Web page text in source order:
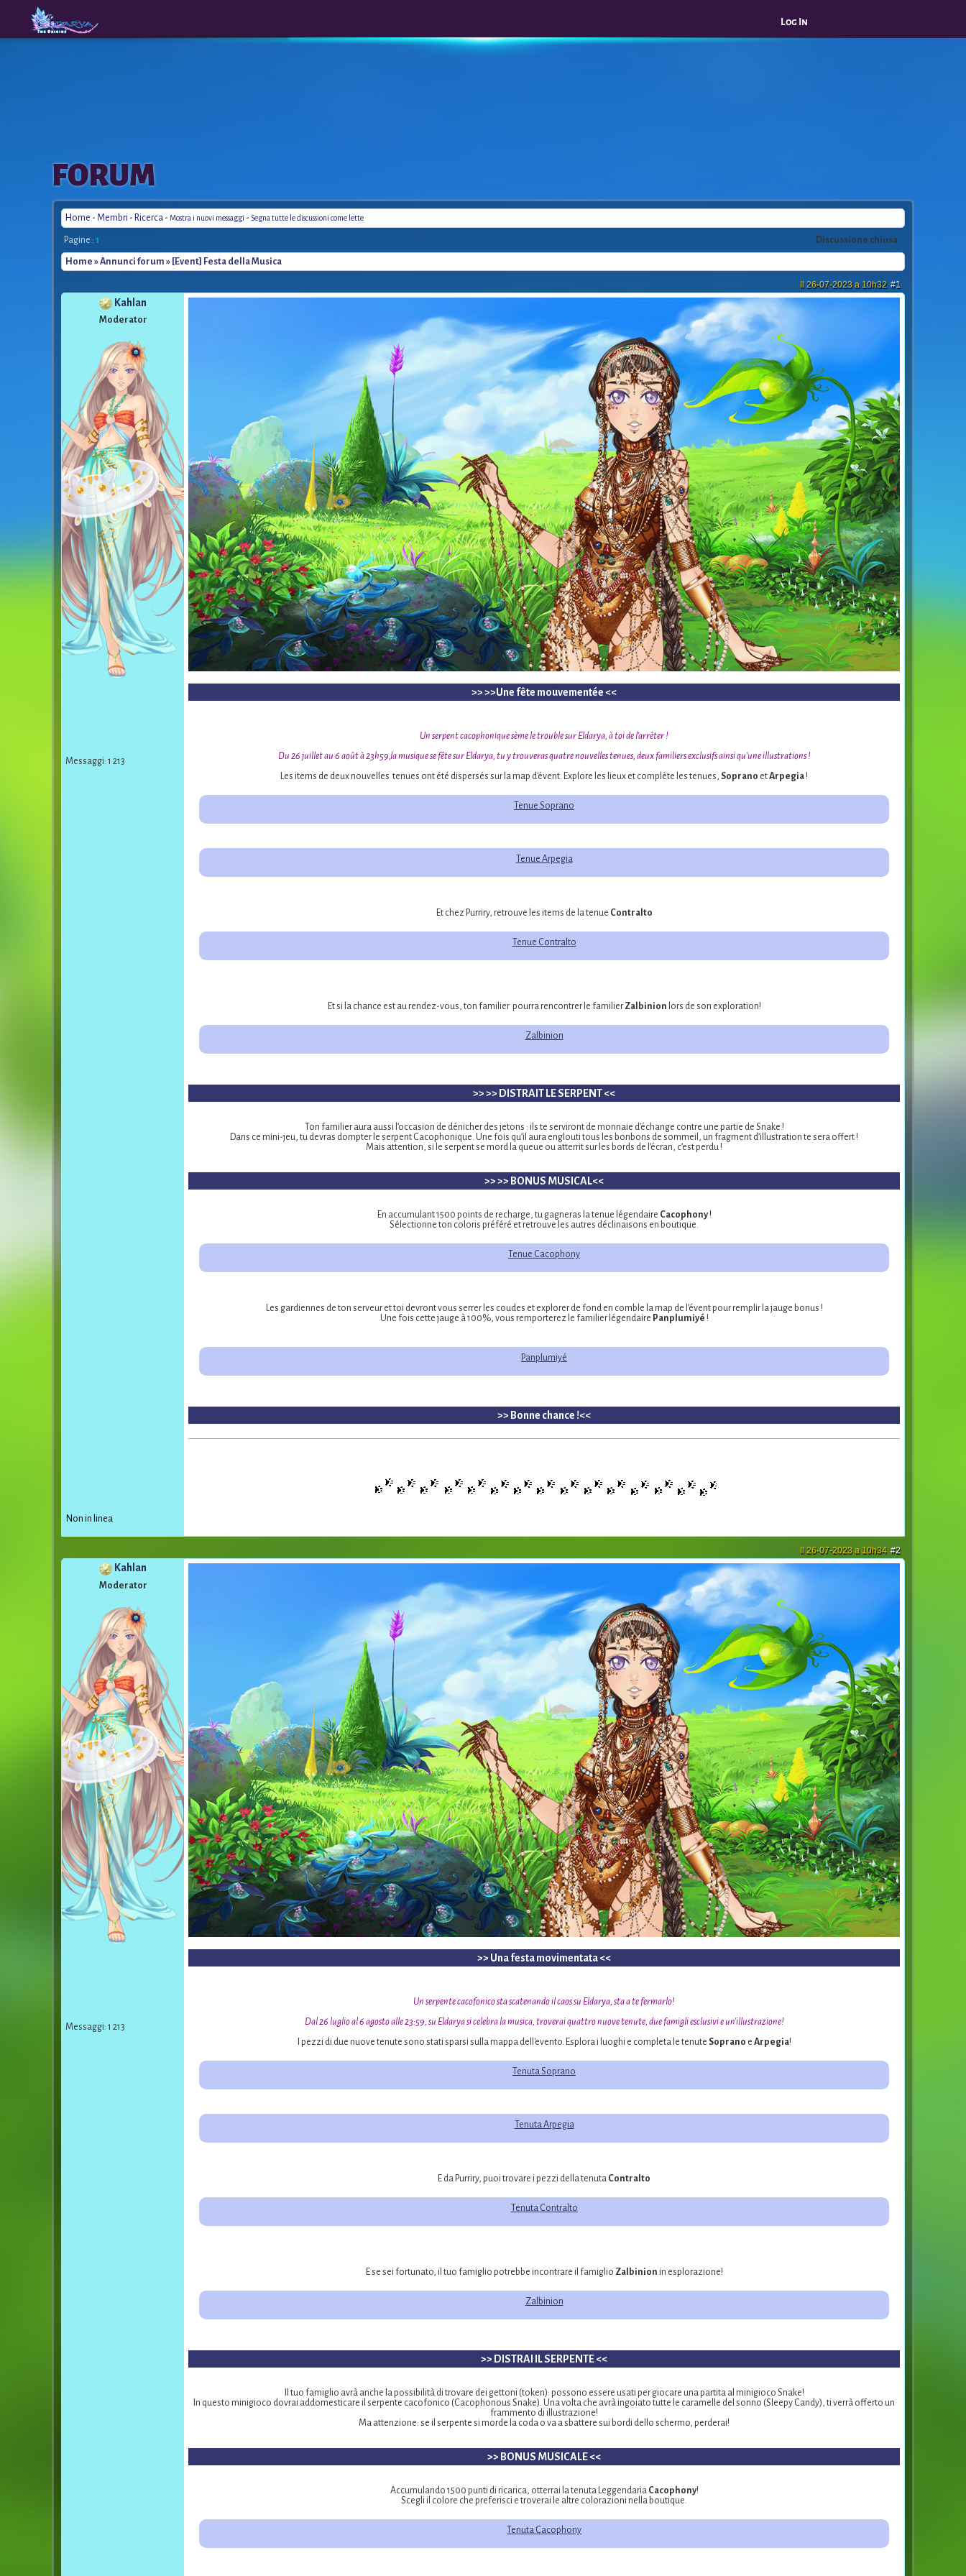
The
Origins
Log In
FORUM
Home - Membri - Ricerca - Mostra i nuovi messaggi - Segna tutte le discussioni come lette
Discussione chiusa
Pagine : 1
Home »Annunci forum » [Event] Festa della Musica
#1
Il 26-07-2023 a 10h32
Kahlan
Moderator
Messaggi: 1 213
>> >>Une fête mouvementée <<
Un serpent cacophonique sème le trouble sur Eldarya, à toi de l’arrêter !
Du 26 juillet au 6 août à 23h59,la musique se fête sur Eldarya, tu y trouveras quatre nouvelles tenues, deux familiers exclusifs ainsi qu’une illustrations !
Les items de deux nouvelles tenues ont été dispersés sur la map d'évent. Explore les lieux et complète les tenues, Soprano etArpegia !
Tenue Soprano
Tenue Arpegia
Et chez Purriry, retrouve les items de la tenue Contralto
Tenue Contralto
Et si la chance est au rendez-vous, ton familier pourra rencontrer le familierZalbinion lors de son exploration!
Zalbinion
>> >> DISTRAIT LE SERPENT <<
Ton familier aura aussi l’occasion de dénicher des jetons : ils te serviront de monnaie d’échange contre une partie de Snake !
Dans ce mini-jeu, tu devras dompter le serpent Cacophonique. Une fois qu’il aura englouti tous les bonbons de sommeil, un fragment d’illustration te sera offert !
Mais attention, si le serpent se mord la queue ou atterrit sur les bords de l’écran, c’est perdu !
>> >> BONUS MUSICAL<<
En accumulant 1500 points de recharge, tu gagneras la tenue légendaire Cacophony!
Sélectionne ton coloris préféré et retrouve les autres déclinaisons en boutique.
Tenue Cacophony
Les gardiennes de ton serveur et toi devront vous serrer les coudes et explorer de fond en comble la map de l’évent pour remplir la jauge bonus !
Une fois cette jauge à 100%, vous remporterez le familier légendaire Panplumiyé !
Panplumiyé
>> Bonne chance !<<
Non in linea
#2
Il 26-07-2023 a 10h34
Kahlan
Moderator
Messaggi: 1 213
>> Una festa movimentata <<
Un serpente cacofonico sta scatenando il caos su Eldarya, sta a te fermarlo!
Dal 26 luglio al 6 agosto alle 23:59, su Eldarya si celebra la musica, troverai quattro nuove tenute, due famigli esclusivi e un'illustrazione!
I pezzi di due nuove tenute sono stati sparsi sulla mappa dell'evento. Esplora i luoghi e completa le tenute Soprano e Arpegia!
Tenuta Soprano
Tenuta Arpegia
E da Purriry, puoi trovare i pezzi della tenuta Contralto
Tenuta Contralto
E se sei fortunato, il tuo famiglio potrebbe incontrare il famiglio Zalbinion in esplorazione!
Zalbinion
>> DISTRAI IL SERPENTE <<
Il tuo famiglio avrà anche la possibilità di trovare dei gettoni (token): possono essere usati per giocare una partita al minigioco Snake!
In questo minigioco dovrai addomesticare il serpente cacofonico (Cacophonous Snake). Una volta che avrà ingoiato tutte le caramelle del sonno (Sleepy Candy), ti verrà offerto un
frammento di illustrazione!
Ma attenzione: se il serpente si morde la coda o va a sbattere sui bordi dello schermo, perderai!
>> BONUS MUSICALE <<
Accumulando 1500 punti di ricarica, otterrai la tenuta Leggendaria Cacophony!
Scegli il colore che preferisci e troverai le altre colorazioni nella boutique.
Tenuta Cacophony